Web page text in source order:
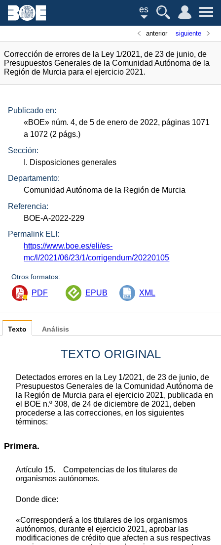
es
anterior siguiente
Corrección de errores de la Ley 1/2021, de 23 de junio, de
Presupuestos Generales de la Comunidad Autónoma de la
Región de Murcia para el ejercicio 2021.
Publicado en:
«BOE» núm. 4, de 5 de enero de 2022, páginas 1071
a 1072 (2 págs.)
Sección:
I. Disposiciones generales
Departamento:
Comunidad Autónoma de la Región de Murcia
Referencia:
BOE-A-2022-229
Permalink ELI:
https://www.boe.es/eli/es-
mc/l/2021/06/23/1/corrigendum/20220105
Otros formatos:
PDF EPUB XML
Texto
TEXTO ORIGINAL
Detectados errores en la Ley 1/2021, de 23 de junio, de
Presupuestos Generales de la Comunidad Autónoma de
la Región de Murcia para el ejercicio 2021, publicada en
el BOE n.º 308, de 24 de diciembre de 2021, deben
procederse a las correcciones, en los siguientes
términos:
Primera.
Artículo 15. Competencias de los titulares de
organismos autónomos.
Donde dice:
«Corresponderá a los titulares de los organismos
autónomos, durante el ejercicio 2021, aprobar las
modificaciones de crédito que afecten a sus respectivas
Análisis